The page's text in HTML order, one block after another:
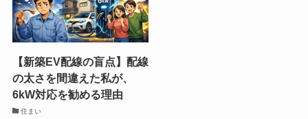
【新築EV配線の盲点】配線
の太さを間違えた私が、
6kW対応を勧める理由
住まい